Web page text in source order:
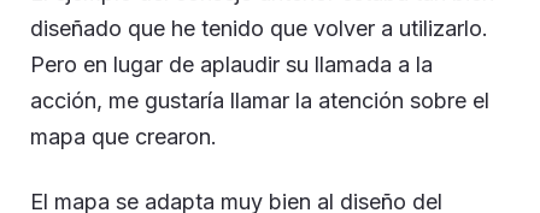
diseñado que he tenido que volver a utilizarlo.
Pero en lugar de aplaudir su llamada a la
acción, me gustaría llamar la atención sobre el
mapa que crearon.
El mapa se adapta muy bien al diseño del